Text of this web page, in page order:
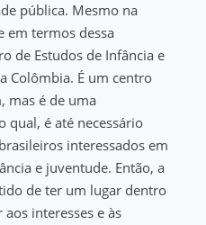
pública. Mesmo na
em termos dessa
de Estudos de Infância e
Colômbia. É um centro
mas é de uma
qual, é até necessário
interessados em
e juventude. Então, a
de ter um lugar dentro
interesses e às